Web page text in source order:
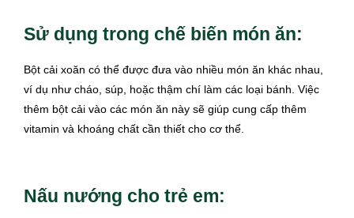
Sử dụng trong chế biến món ăn:
Bột cải xoăn có thể được đưa vào nhiều món ăn khác nhau,
ví dụ như cháo, súp, hoặc thậm chí làm các loại bánh. Việc
thêm bột cải vào các món ăn này sẽ giúp cung cấp thêm
vitamin và khoáng chất cần thiết cho cơ thể.
Nấu nướng cho trẻ em: